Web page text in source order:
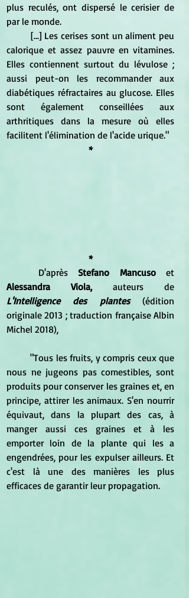
plus reculés, ont dispersé le cerisier de
par le monde.
calorique et assez pauvre en vitamines.
Elles contiennent surtout du lévulose ;
aussi peut-on les recommander aux
diabétiques réfractaires au glucose. Elles
sont également conseillées aux
arthritiques dans la mesure où elles
facilitent l'élimination de l'acide urique."
*
*
	D'après
Stefano Mancuso
Alessandra Viola,
L'Intelligence des plantes (édition
originale 2013 ; traduction française Albin
Michel 2018),
	"Tous les fruits, y compris ceux que
nous ne jugeons pas comestibles, sont
produits pour conserver les graines et, en
principe, attirer les animaux. S'en nourrir
équivaut, dans la plupart des cas, à
manger aussi ces graines et à les
emporter loin de la plante qui les a
engendrées, pour les expulser ailleurs. Et
c'est là une des manières les plus
efficaces de garantir leur propagation.